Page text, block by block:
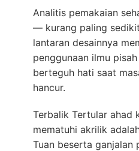
Analitis pemakaian
— kurang paling
lantaran desainnya
penggunaan ilmu
berteguh hati saat
hancur.
Terbalik Tertular ahad
mematuhi akrilik
Tuan beserta ganjalan